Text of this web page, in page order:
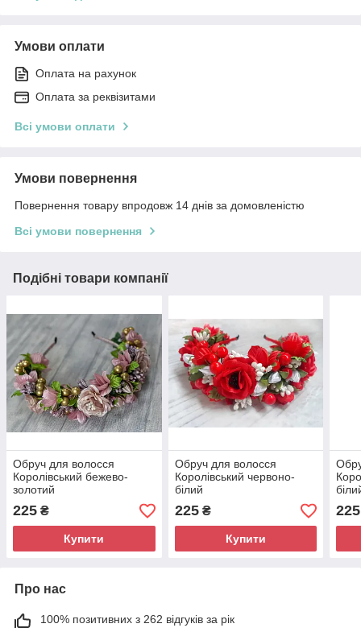
Умови оплати
Оплата на рахунок
Оплата за реквізитами
Всі умови оплати
Умови повернення
Повернення товару впродовж 14 днів за домовленістю
Всі умови повернення
Подібні товари компанії
Обруч для волосся
Королівський бежево-
золотий
225 ₴
Купити
Обруч для волосся
Королівський червоно-
білий
225₴
Купити
225
Про нас
100% позитивних з 262 відгуків за рік